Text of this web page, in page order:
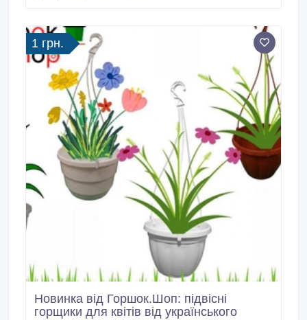
1 грн.
Новинка від Горшок.Шоп: підвісні
горщики для квітів від українського